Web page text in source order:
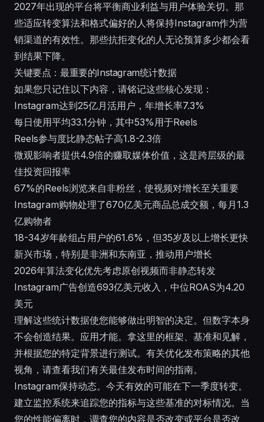
2027年出现的平台将平衡商业利益与用户体验关切。那
些适应转变算法和格式偏好的人将保持Instagram作为营
销渠道的有效性。那些抗拒变化的人无论预算多少都会看
到结果下降。
关键要点：最重要的Instagram统计数据
如果您只记住以下内容，请铭记这些核心发现：
Instagram达到25亿月活用户，年增长率7.3%
每日使用平均33.1分钟，其中53%用于Reels
Reels参与度比静态帖子高1.8-2.3倍
微观影响者提供4.9倍的赚取媒体价值，这是跨层级的最
佳投资回报率
67%的Reels浏览来自非粉丝，使视频对增长至关重要
Instagram购物处理了670亿美元商品总成交额，每月1.3
亿购物者
18-34岁年龄组占用户的61.6%，但35岁及以上增长更快
新兴市场，特别是非洲和东南亚，推动用户增长
2026年算法变化优先考虑原创视频而非静态转发
Instagram广告创造693亿美元收入，中位ROAS为4.20
美元
理解这些统计数据使您能够做出明智的决定。但数字本身
不会创造结果。应用才能。拿这里的框架、基准和见解，
并根据您的特定背景进行测试。有关优化发布策略的其他
视角，请查看我们有关最佳发布时间的指南。
Instagram保持动态。今天有效的可能在下一季度转变。
建立监控系统来追踪您的指标与这些基准的对标情况。当
您的性能偏离时，调查您的内容是否改变或平台是否改